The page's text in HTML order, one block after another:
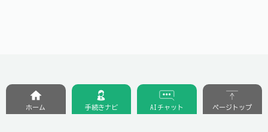
ホーム 手続きナビ AIチャット ページトップ